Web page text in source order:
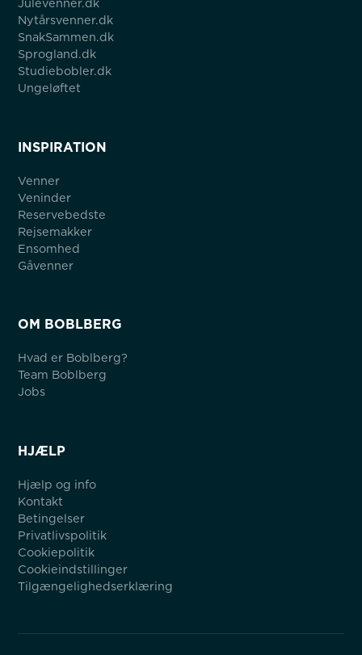
Julevenner.dk
Nytårsvenner.dk
SnakSammen.dk
Sprogland.dk
Studiebobler.dk
Ungeløftet
INSPIRATION
Venner
Veninder
Reservebedste
Rejsemakker
Ensomhed
Gåvenner
OM BOBLBERG
Hvad er Boblberg?
Team Boblberg
Jobs
HJÆLP
Hjælp og info
Kontakt
Betingelser
Privatlivspolitik
Cookiepolitik
Cookieindstillinger
Tilgængelighedserklæring